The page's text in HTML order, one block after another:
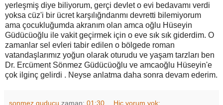
yerleşmiş diye biliyorum, gerçi devlet o evi bedavamı verdi
yoksa cüz'i bir ücret karşılığndanmı devretti bilemiyorum
ama çocukluğumda akranım olan amca oğlu Hüseyin
Güdücüoğlu ile vakit geçirmek için o eve sık sık giderdim. O
zamanlar sel evleri tabir edilen o bölgede roman
vatandaşlarımız yoğun olarak oturudu ve yaşam tarzları ben
Dr. Ercüment Sönmez Güdücüoğlu ve amcaoğlu Hüseyin'e
çok ilginç gelirdi . Neyse anlatma daha sonra devam ederim.
sonmez guducu zaman: 01:30 Hiç yorum yok: